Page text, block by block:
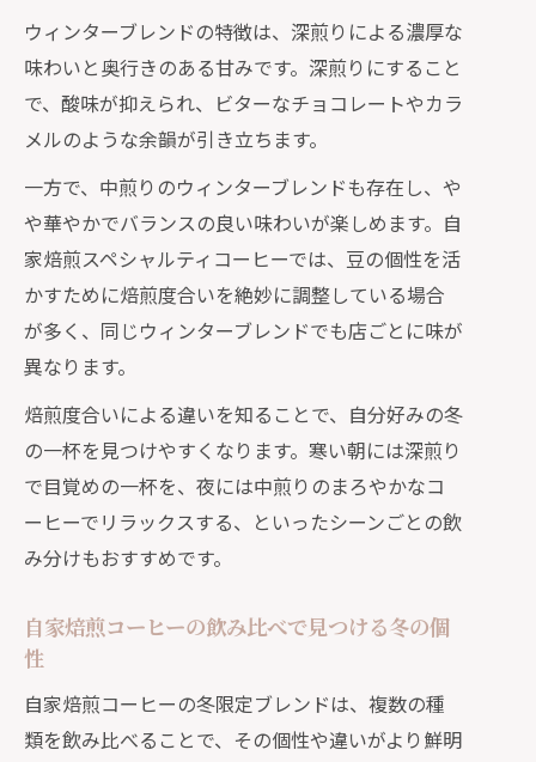
ウィンターブレンドの特徴は、深煎りによる濃厚な
味わいと奥行きのある甘みです。深煎りにすること
で、酸味が抑えられ、ビターなチョコレートやカラ
メルのような余韻が引き立ちます。
一方で、中煎りのウィンターブレンドも存在し、や
や華やかでバランスの良い味わいが楽しめます。自
家焙煎スペシャルティコーヒーでは、豆の個性を活
かすために焙煎度合いを絶妙に調整している場合
が多く、同じウィンターブレンドでも店ごとに味が
異なります。
焙煎度合いによる違いを知ることで、自分好みの冬
の一杯を見つけやすくなります。寒い朝には深煎り
で目覚めの一杯を、夜には中煎りのまろやかなコ
ーヒーでリラックスする、といったシーンごとの飲
み分けもおすすめです。
自家焙煎コーヒーの飲み比べで見つける冬の個
性
自家焙煎コーヒーの冬限定ブレンドは、複数の種
類を飲み比べることで、その個性や違いがより鮮明